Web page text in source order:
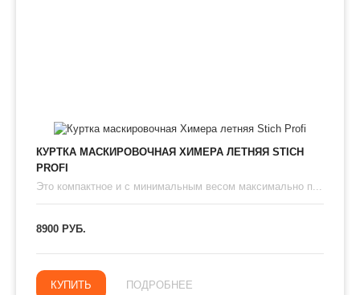
КУРТКА МАСКИРОВОЧНАЯ ХИМЕРА ЛЕТНЯЯ STICH
PROFI
Это компактное и с минимальным весом максимально п...
8900 РУБ.
КУПИТЬ ПОДРОБНЕЕ